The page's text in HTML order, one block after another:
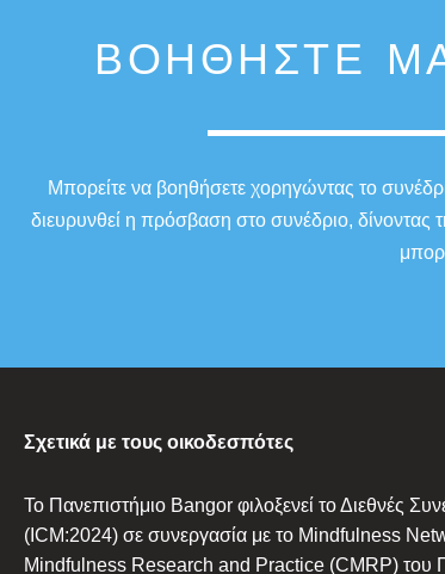
ΒΟΗΘΉΣΤΕ
Μπορείτε να βοηθήσετε χορηγώντας το
διευρυνθεί η πρόσβαση στο συνέδριο,
Σχετικά με τους οικοδεσπότες
Το Πανεπιστήμιο Bangor φιλοξενεί το Διεθνές
(ICM:2024) σε συνεργασία με το Mindfulness
Mindfulness Research and Practice (CMRP) του